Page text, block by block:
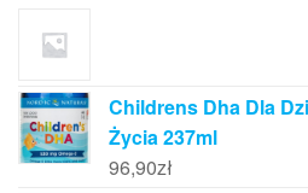
Childrens Dha Dla
Życia 237ml
96,90zł